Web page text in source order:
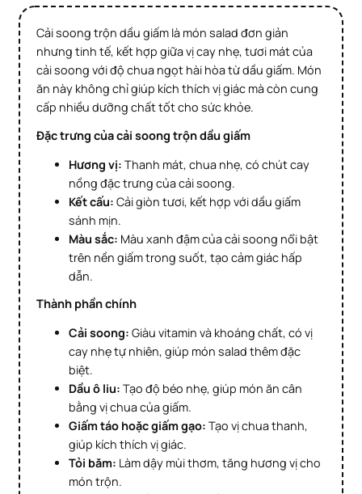
Cải soong trộn dầu giấm là món salad đơn giản
nhưng tinh tế, kết hợp giữa vị cay nhẹ, tươi mát của
cải soong với độ chua ngọt hài hòa từ dầu giấm. Món
ăn này không chỉ giúp kích thích vị giác mà còn cung
cấp nhiều dưỡng chất tốt cho sức khỏe.
Đặc trưng của cải soong trộn dầu giấm
Hương vị: Thanh mát, chua nhẹ, có chút cay
nồng đặc trưng của cải soong.
Kết cấu: Cải giòn tươi, kết hợp với dầu giấm
sánh mịn.
Màu sắc: Màu xanh đậm của cải soong nổi bật
trên nền giấm trong suốt, tạo cảm giác hấp
dẫn.
Thành phần chính
Cải soong: Giàu vitamin và khoáng chất, có vị
cay nhẹ tự nhiên, giúp món salad thêm đặc
biệt.
Dầu ô liu: Tạo độ béo nhẹ, giúp món ăn cân
bằng vị chua của giấm.
Giấm táo hoặc giấm gạo: Tạo vị chua thanh,
giúp kích thích vị giác.
Tỏi băm: Làm dậy mùi thơm, tăng hương vị cho
món trộn.